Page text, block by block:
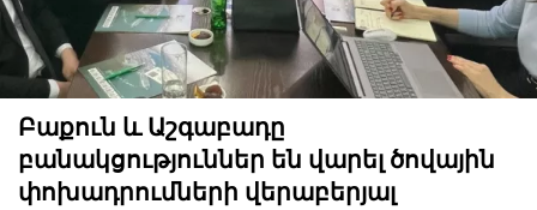
Բաքուն և Աշգաբադը
բանակցություններ են վարել ծովային
փոխադրումների վերաբերյալ